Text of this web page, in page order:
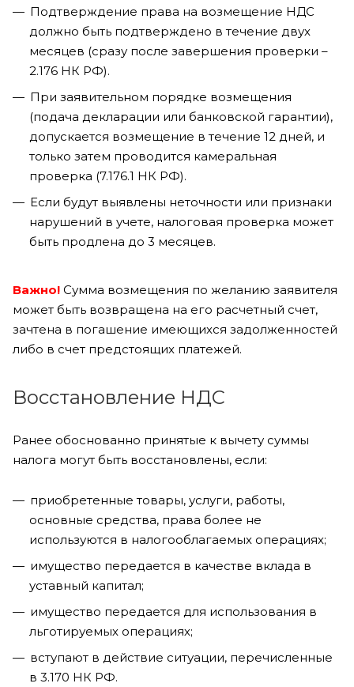
Подтверждение права на возмещение НДС
должно быть подтверждено в течение двух
месяцев (сразу после завершения проверки –
2.176 НК РФ).
При заявительном порядке возмещения
(подача декларации или банковской гарантии),
допускается возмещение в течение 12 дней, и
только затем проводится камеральная
проверка (7.176.1 НК РФ).
Если будут выявлены неточности или признаки
нарушений в учете, налоговая проверка может
быть продлена до 3 месяцев.
Важно! Сумма возмещения по желанию заявителя
может быть возвращена на его расчетный счет,
зачтена в погашение имеющихся задолженностей
либо в счет предстоящих платежей.
Восстановление НДС
Ранее обоснованно принятые к вычету суммы
налога могут быть восстановлены, если:
приобретенные товары, услуги, работы,
основные средства, права более не
используются в налогооблагаемых операциях;
имущество передается в качестве вклада в
уставный капитал;
имущество передается для использования в
льготируемых операциях;
вступают в действие ситуации, перечисленные
в 3.170 НК РФ.